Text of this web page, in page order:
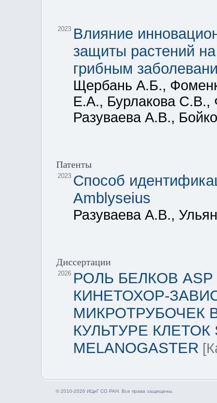
2023 Влияние
защиты растений
грибным
Щербань А.Б.,
Е.А., Бурлакова
Разуваева А.В.,
Патенты
2023 Способ
Amblyseius
Разуваева А.В.,
Диссертации
2026 РОЛЬ БЕЛКОВ
КИНЕТОХОР-
МИКРОТРУБОЧЕК
КУЛЬТУРЕ КЛЕТОК
MELANOGASTER
© 2010-2026 ИЦиГ СО РАН. Все права защищены.